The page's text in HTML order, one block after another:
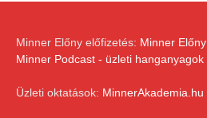
Minner Előny előfizetés: Minner Előny
Minner Podcast - üzleti hanganyagok
Üzleti oktatások: MinnerAkademia.hu